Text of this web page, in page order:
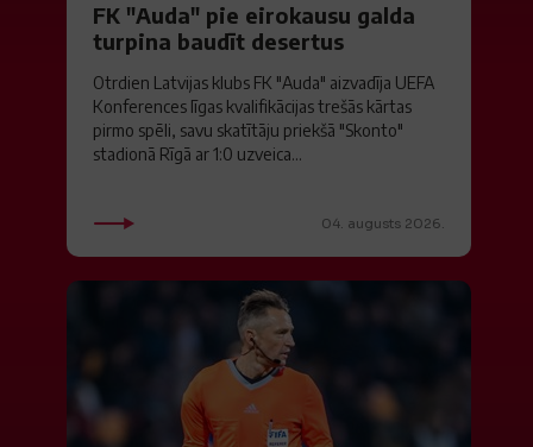
FK "Auda" pie eirokausu galda
turpina baudīt desertus
Otrdien Latvijas klubs FK "Auda" aizvadīja UEFA
Konferences līgas kvalifikācijas trešās kārtas
pirmo spēli, savu skatītāju priekšā "Skonto"
stadionā Rīgā ar 1:0 uzveica...
04. augusts 2026.